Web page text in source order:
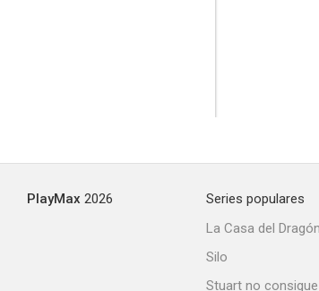
PlayMax 2026
Series populares
La Casa del Dragón
Silo